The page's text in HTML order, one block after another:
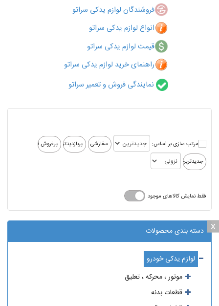
فروشندگان لوازم یدکی سراتو
انواع لوازم یدکی سراتو
قیمت لوازم یدکی سراتو
راهنمای خرید لوازم یدکی سراتو
نمایندگی فروش و تعمیر سراتو
مرتب سازی بر اساس:
فقط نمایش کالاهای موجود
x دسته بندی محصولات
لوازم یدکی خودرو
موتور ، محرکه ، تعلیق
قطعات بدنه
x